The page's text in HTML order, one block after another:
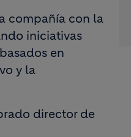
compañía con la
iniciativas
en
y la
director de